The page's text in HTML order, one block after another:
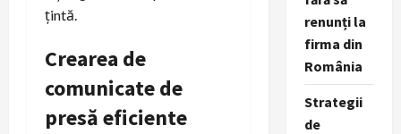
țintă.
Crearea de
comunicate de
presă eficiente
renunți la
firma din
România
Strategii
de